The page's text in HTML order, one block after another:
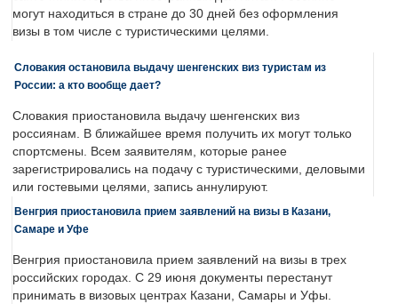
могут находиться в стране до 30 дней без оформления
визы в том числе с туристическими целями.
Словакия остановила выдачу шенгенских виз туристам из
России: а кто вообще дает?
Словакия приостановила выдачу шенгенских виз
россиянам. В ближайшее время получить их могут только
спортсмены. Всем заявителям, которые ранее
зарегистрировались на подачу с туристическими, деловыми
или гостевыми целями, запись аннулируют.
Венгрия приостановила прием заявлений на визы в Казани,
Самаре и Уфе
Венгрия приостановила прием заявлений на визы в трех
российских городах. С 29 июня документы перестанут
принимать в визовых центрах Казани, Самары и Уфы.